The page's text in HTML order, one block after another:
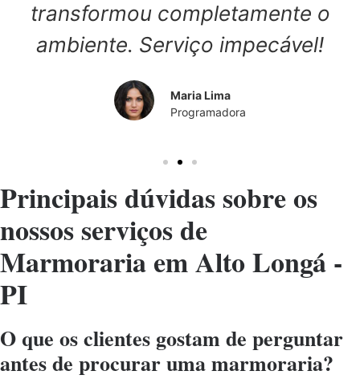
transformou completamente o
ambiente. Serviço impecável!
Maria Lima
Programadora
Principais dúvidas sobre os
nossos serviços de
Marmoraria em Alto Longá -
PI
O que os clientes gostam de perguntar
antes de procurar uma marmoraria?